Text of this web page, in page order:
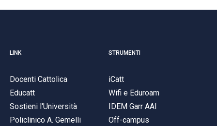
LINK
Docenti Cattolica
Educatt
Sostieni l'Università
Policlinico A. Gemelli
STRUMENTI
iCatt
Wifi e Eduroam
IDEM Garr AAI
Off-campus